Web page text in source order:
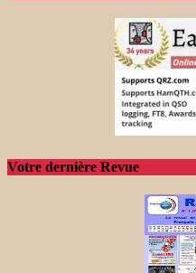
Votre dernière Revue